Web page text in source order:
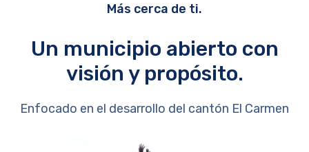
Más cerca de ti.
Un municipio abierto con
visión y propósito.
Enfocado en el desarrollo del cantón El Carmen